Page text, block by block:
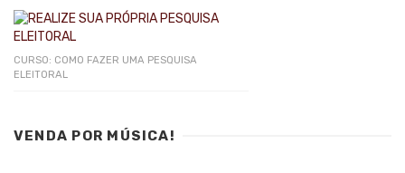
CURSO: COMO FAZER UMA PESQUISA
ELEITORAL
VENDA POR MÚSICA!